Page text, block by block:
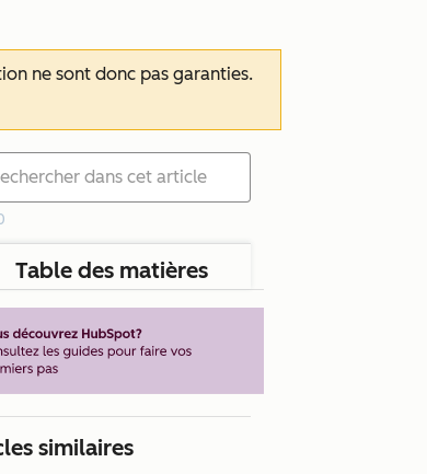
ne sont donc pas garanties.
Table des matières
similaires